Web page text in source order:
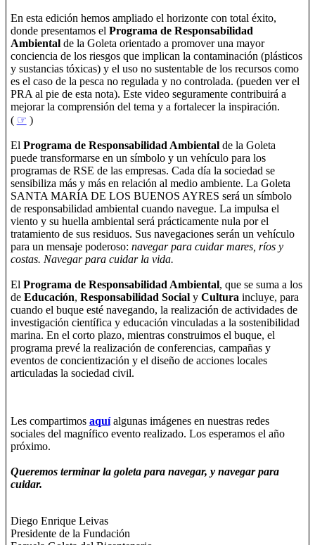
En esta edición hemos ampliado el horizonte con total éxito,
donde presentamos el Programa de Responsabilidad
Ambientalde la Goleta orientado a promover una mayor
conciencia de los riesgos que implican la contaminación (plásticos
y sustancias tóxicas) y el uso no sustentable de los recursos como
es el caso de la pesca no regulada y no controlada. (pueden ver el
PRA al pie de esta nota). Este video seguramente contribuirá a
mejorar la comprensión del tema y a fortalecer la inspiración.
( ☞ )
El Programa de Responsabilidad Ambientalde la Goleta
puede transformarse en un símbolo y un vehículo para los
programas de RSE de las empresas. Cada día la sociedad se
sensibiliza más y más en relación al medio ambiente. La Goleta
SANTA MARÍA DE LOS BUENOS AYRES será un símbolo
de responsabilidad ambiental cuando navegue. La impulsa el
viento y su huella ambiental será prácticamente nula por el
tratamiento de sus residuos. Sus navegaciones serán un vehículo
para un mensaje poderoso: navegar para cuidar mares, ríos y
costas. Navegar para cuidar la vida.
El Programa de Responsabilidad Ambiental, que se suma a los
de Educación, Responsabilidad Socialy Culturaincluye, para
cuando el buque esté navegando, la realización de actividades de
investigación científica y educación vinculadas a la sostenibilidad
marina. En el corto plazo, mientras construimos el buque, el
programa prevé la realización de conferencias, campañas y
eventos de concientización y el diseño de acciones locales
articuladas la sociedad civil.
Les compartimos aquí algunas imágenes en nuestras redes
sociales del magnífico evento realizado. Los esperamos el año
próximo.
Queremos terminar la goleta para navegar, y navegar para
cuidar.
Diego Enrique Leivas
Presidente de la Fundación